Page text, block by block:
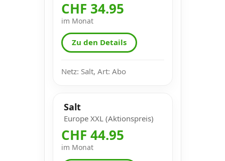
CHF 34.95
im Monat
Zu den Details
Netz: Salt, Art: Abo
Salt
Europe XXL (Aktionspreis)
CHF 44.95
im Monat